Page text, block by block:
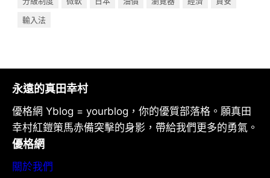
輸入法
永遠的真田幸村
優格網 Yblog = yourblog，你的優質部落格。願真田
幸村紅鎧策馬赤備突擊的身影，帶給我們更多的勇氣。
優格網
關於我們